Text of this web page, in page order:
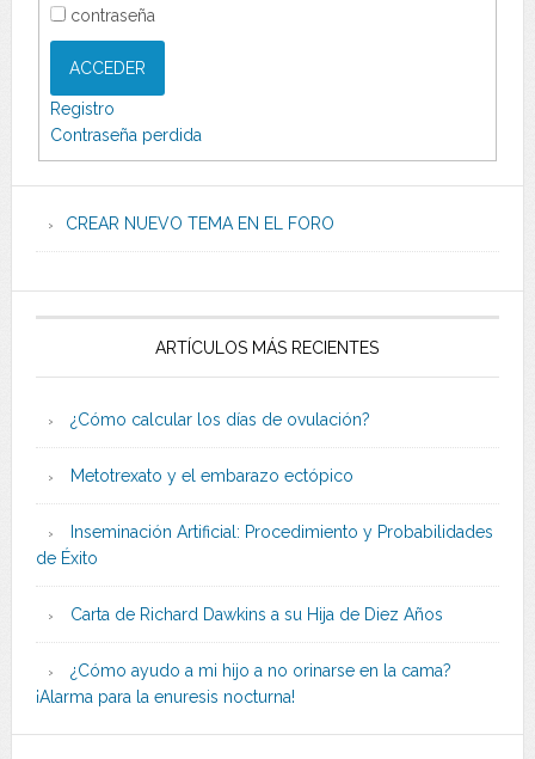
contraseña
ACCEDER
Registro
Contraseña perdida
CREAR NUEVO TEMA EN EL FORO
ARTÍCULOS MÁS RECIENTES
¿Cómo calcular los días de ovulación?
Metotrexato y el embarazo ectópico
Inseminación Artificial: Procedimiento y Probabilidades
de Éxito
Carta de Richard Dawkins a su Hija de Diez Años
¿Cómo ayudo a mi hijo a no orinarse en la cama?
¡Alarma para la enuresis nocturna!